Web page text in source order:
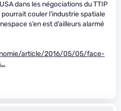
dans les négociations du TTIP
couler l’industrie spatiale
s’en est d’ailleurs alarmé
article/2016/05/05/face-